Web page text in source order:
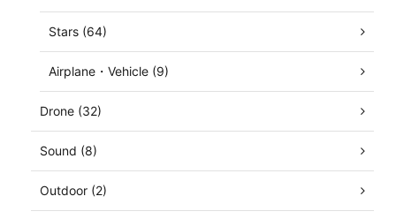
Stars (64)
Airplane・Vehicle (9)
Drone (32)
Sound (8)
Outdoor (2)